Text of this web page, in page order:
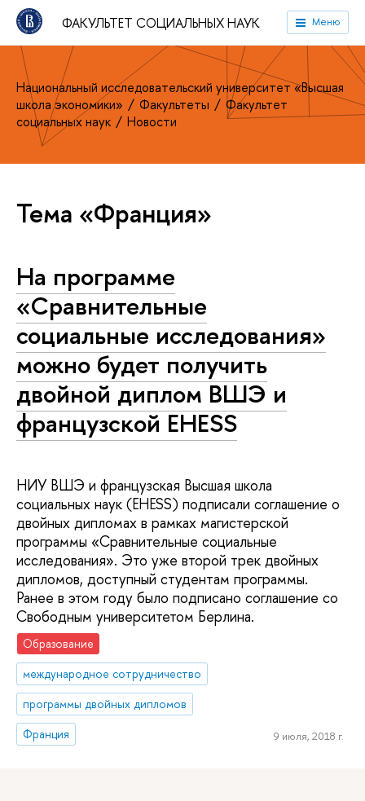
ФАКУЛЬТЕТ СОЦИАЛЬНЫХ НАУК Меню
Национальный исследовательский университет «Высшая
школа экономики»
Факультеты
Факультет
социальных наук
Новости
Тема «Франция»
На программе
«Сравнительные
социальные исследования»
можно будет получить
двойной диплом ВШЭ и
французской EHESS
НИУ ВШЭ и французская Высшая школа
социальных наук (EHESS) подписали соглашение о
двойных дипломах в рамках магистерской
программы «Сравнительные социальные
исследования». Это уже второй трек двойных
дипломов, доступный студентам программы.
Ранее в этом году было подписано соглашение со
Свободным университетом Берлина.
Образование
международное сотрудничество
программы двойных дипломов
Франция
9 июля, 2018 г.